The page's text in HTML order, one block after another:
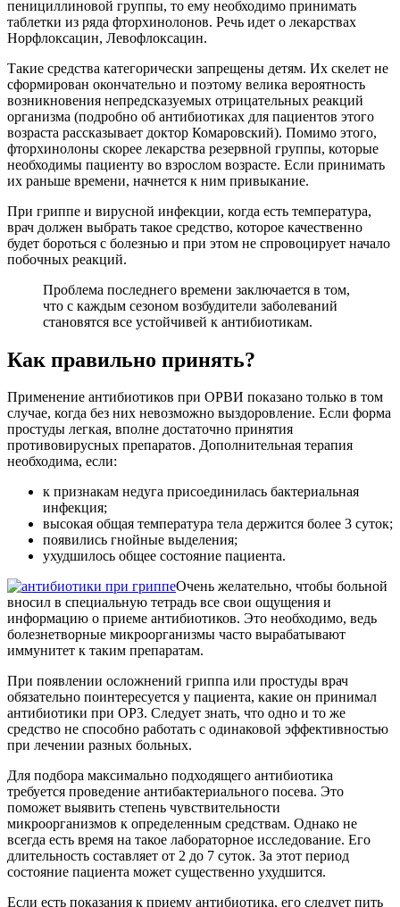
пенициллиновой группы, то ему необходимо принимать
таблетки из ряда фторхинолонов. Речь идет о лекарствах
Норфлоксацин, Левофлоксацин.
Такие средства категорически запрещены детям. Их скелет не
сформирован окончательно и поэтому велика вероятность
возникновения непредсказуемых отрицательных реакций
организма (подробно об антибиотиках для пациентов этого
возраста рассказывает доктор Комаровский). Помимо этого,
фторхинолоны скорее лекарства резервной группы, которые
необходимы пациенту во взрослом возрасте. Если принимать
их раньше времени, начнется к ним привыкание.
При гриппе и вирусной инфекции, когда есть температура,
врач должен выбрать такое средство, которое качественно
будет бороться с болезнью и при этом не спровоцирует начало
побочных реакций.
Проблема последнего времени заключается в том,
что с каждым сезоном возбудители заболеваний
становятся все устойчивей к антибиотикам.
Как правильно принять?
Применение антибиотиков при ОРВИ показано только в том
случае, когда без них невозможно выздоровление. Если форма
простуды легкая, вполне достаточно принятия
противовирусных препаратов. Дополнительная терапия
необходима, если:
к признакам недуга присоединилась бактериальная
инфекция;
высокая общая температура тела держится более 3 суток;
появились гнойные выделения;
ухудшилось общее состояние пациента.
Очень желательно, чтобы больной
вносил в специальную тетрадь все свои ощущения и
информацию о приеме антибиотиков. Это необходимо, ведь
болезнетворные микроорганизмы часто вырабатывают
иммунитет к таким препаратам.
При появлении осложнений гриппа или простуды врач
обязательно поинтересуется у пациента, какие он принимал
антибиотики при ОРЗ. Следует знать, что одно и то же
средство не способно работать с одинаковой эффективностью
при лечении разных больных.
Для подбора максимально подходящего антибиотика
требуется проведение антибактериального посева. Это
поможет выявить степень чувствительности
микроорганизмов к определенным средствам. Однако не
всегда есть время на такое лабораторное исследование. Его
длительность составляет от 2 до 7 суток. За этот период
состояние пациента может существенно ухудшится.
Если есть показания к приему антибиотика, его следует пить